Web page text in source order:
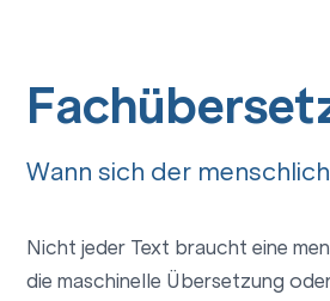
Wann sich der
Nicht jeder Text braucht eine
die maschinelle Übersetzung